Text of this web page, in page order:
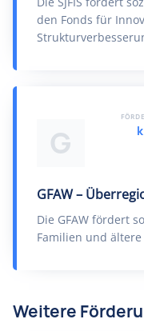
den Fonds für
G
GFAW –
Die GFAW fördert
Familien und
Weitere